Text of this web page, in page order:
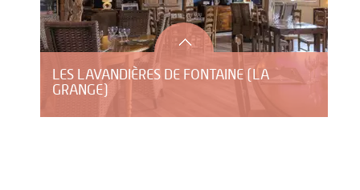
LES LAVANDIÈRES DE FONTAINE (LA
GRANGE)